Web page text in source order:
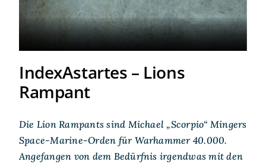
IndexAstartes – Lions
Rampant
Die Lion Rampants sind Michael „Scorpio“ Mingers
Space-Marine-Orden für Warhammer 40.000.
Angefangen von dem Bedürfnis irgendwas mit den